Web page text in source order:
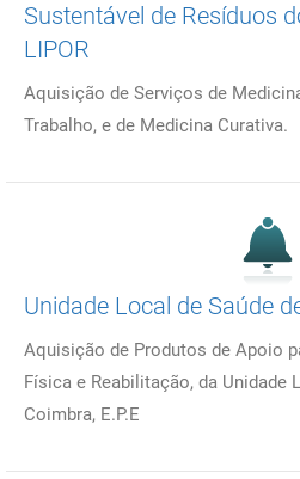
Sustentável de Resíduos
LIPOR
Aquisição de Serviços de
Trabalho, e de Medicina Curativa.
Unidade Local de Saúde
Aquisição de Produtos de Apoio
Física e Reabilitação, da Unidade
Coimbra, E.P.E